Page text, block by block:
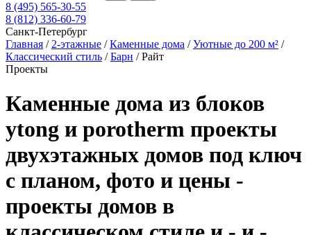
8 (495) 565-30-55
8 (812) 336-60-79
Санкт-Петербург
Главная / 2-этажные /Каменные дома /Уютные до 200 м² /
Классический стиль /Барн /Райт
Проекты
Каменные дома из блоков
ytong и porotherm проекты
двухэтажных домов под ключ
с планом, фото и цены -
проекты домов в